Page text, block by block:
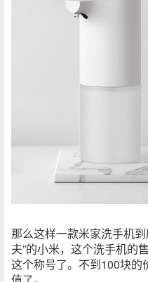
那么这样一款米家洗手机
夫”的小米，这个洗手机的
这个称号了。不到100块的